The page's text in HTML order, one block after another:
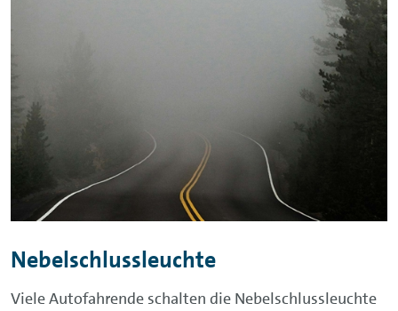
Nebelschlussleuchte
Viele Autofahrende schalten die Nebelschlussleuchte